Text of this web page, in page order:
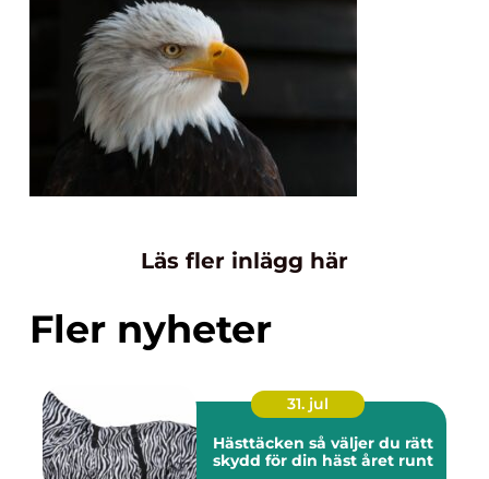
Läs fler inlägg här
Fler nyheter
31. jul
Hästtäcken så väljer du rätt
skydd för din häst året runt